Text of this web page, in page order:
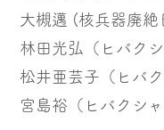
大槻邁 (核兵器廃
林田光弘（ヒバク
松井亜芸子（ヒバ
宮島裕（ヒバクシ